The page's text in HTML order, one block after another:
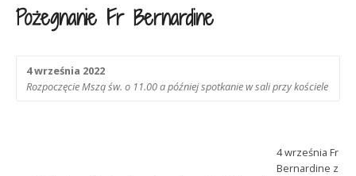
Pożegnanie Fr Bernardine
4 września 2022
Rozpoczęcie Mszą św. o 11.00 a później spotkanie w sali przy kościele
4 września Fr
Bernardine z